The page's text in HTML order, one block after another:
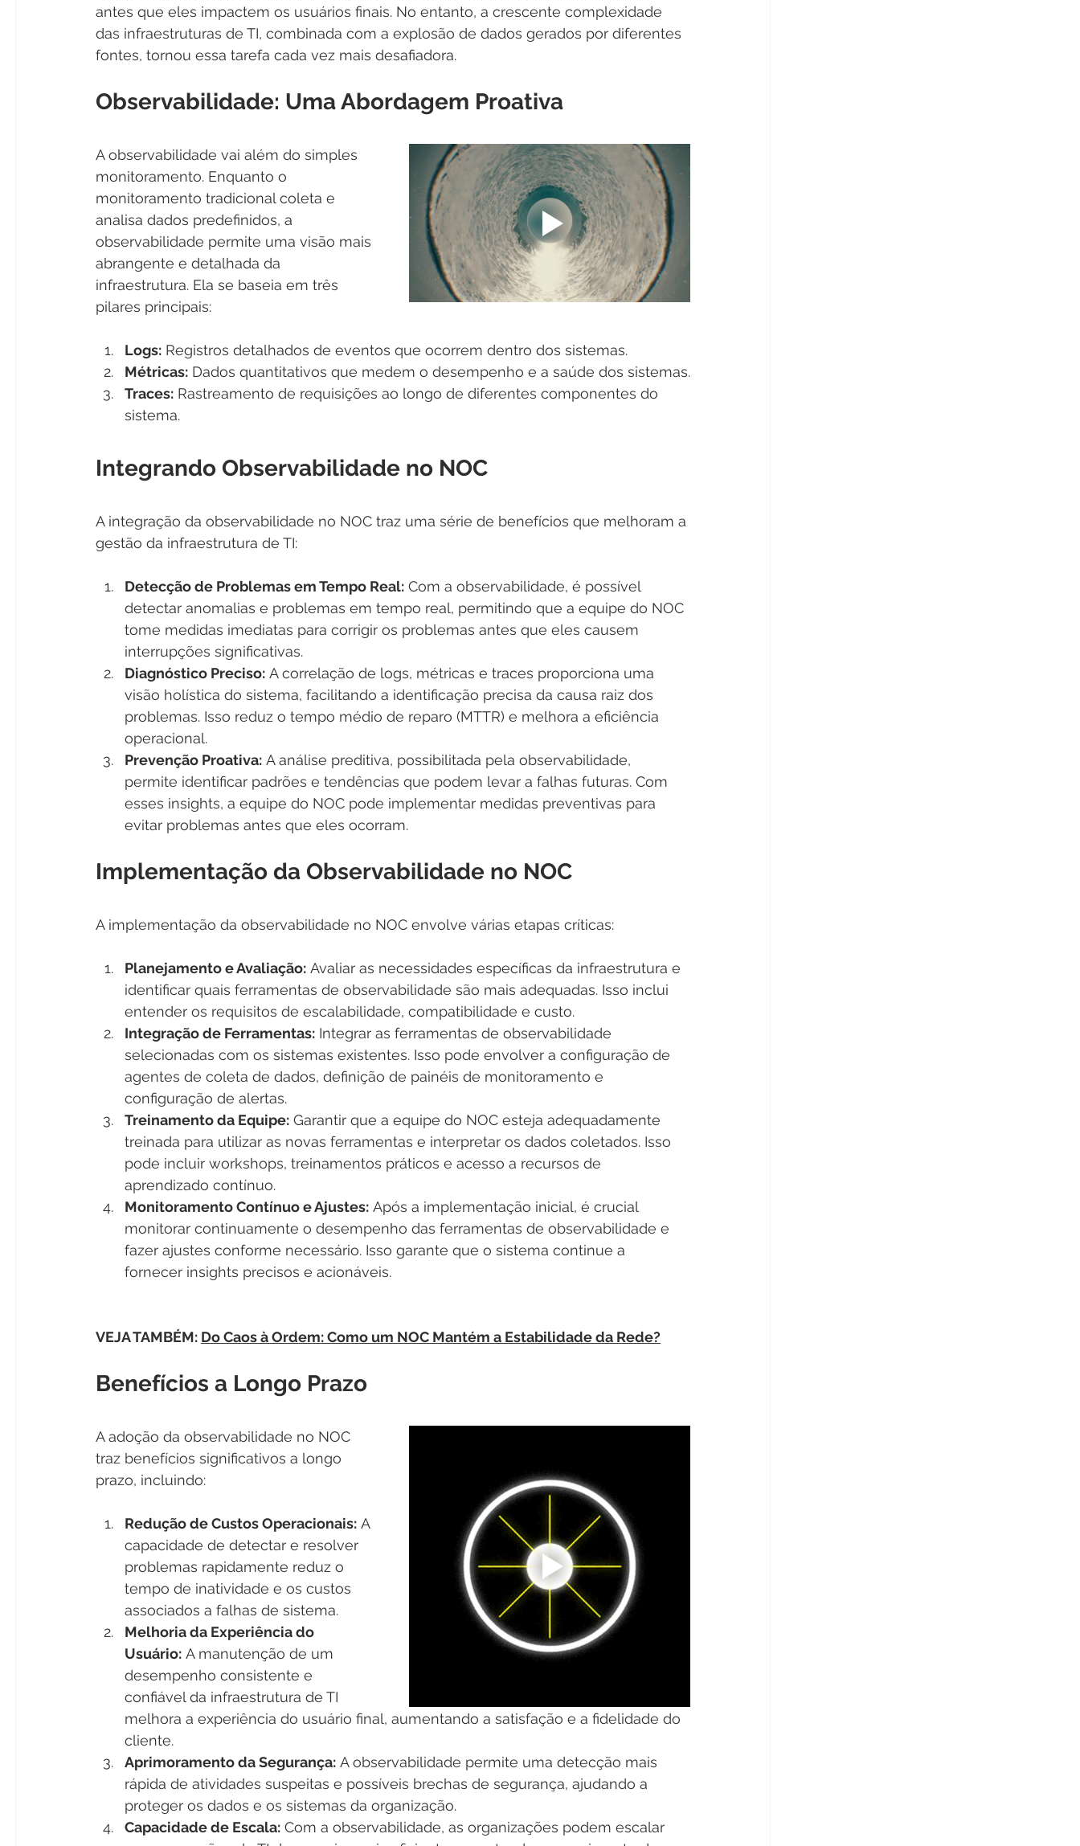
antes que eles impactem os usuários finais. No entanto, a crescente complexidade
das infraestruturas de TI, combinada com a explosão de dados gerados por diferentes
fontes, tornou essa tarefa cada vez mais desafiadora.
Observabilidade: Uma Abordagem Proativa
A observabilidade vai além do simples
monitoramento. Enquanto o
monitoramento tradicional coleta e
analisa dados predefinidos, a
observabilidade permite uma visão mais
abrangente e detalhada da
infraestrutura. Ela se baseia em três
pilares principais:
Logs: Registros detalhados de eventos que ocorrem dentro dos sistemas.
Métricas: Dados quantitativos que medem o desempenho e a saúde dos sistemas.
Traces: Rastreamento de requisições ao longo de diferentes componentes do
sistema.
Integrando Observabilidade no NOC
A integração da observabilidade no NOC traz uma série de benefícios que melhoram a
gestão da infraestrutura de TI:
Detecção de Problemas em Tempo Real: Com a observabilidade, é possível
detectar anomalias e problemas em tempo real, permitindo que a equipe do NOC
tome medidas imediatas para corrigir os problemas antes que eles causem
interrupções significativas.
Diagnóstico Preciso: A correlação de logs, métricas e traces proporciona uma
visão holística do sistema, facilitando a identificação precisa da causa raiz dos
problemas. Isso reduz o tempo médio de reparo (MTTR) e melhora a eficiência
operacional.
Prevenção Proativa: A análise preditiva, possibilitada pela observabilidade,
permite identificar padrões e tendências que podem levar a falhas futuras. Com
esses insights, a equipe do NOC pode implementar medidas preventivas para
evitar problemas antes que eles ocorram.
Implementação da Observabilidade no NOC
A implementação da observabilidade no NOC envolve várias etapas críticas:
Planejamento e Avaliação: Avaliar as necessidades específicas da infraestrutura e
identificar quais ferramentas de observabilidade são mais adequadas. Isso inclui
entender os requisitos de escalabilidade, compatibilidade e custo.
Integração de Ferramentas: Integrar as ferramentas de observabilidade
selecionadas com os sistemas existentes. Isso pode envolver a configuração de
agentes de coleta de dados, definição de painéis de monitoramento e
configuração de alertas.
Treinamento da Equipe: Garantir que a equipe do NOC esteja adequadamente
treinada para utilizar as novas ferramentas e interpretar os dados coletados. Isso
pode incluir workshops, treinamentos práticos e acesso a recursos de
aprendizado contínuo.
Monitoramento Contínuo e Ajustes: Após a implementação inicial, é crucial
monitorar continuamente o desempenho das ferramentas de observabilidade e
fazer ajustes conforme necessário. Isso garante que o sistema continue a
fornecer insights precisos e acionáveis.
VEJA TAMBÉM: Do Caos à Ordem: Como um NOC Mantém a Estabilidade da Rede?
Benefícios a Longo Prazo
A adoção da observabilidade no NOC
traz benefícios significativos a longo
prazo, incluindo:
Redução de Custos Operacionais: A
capacidade de detectar e resolver
problemas rapidamente reduz o
tempo de inatividade e os custos
associados a falhas de sistema.
Melhoria da Experiência do
Usuário: A manutenção de um
desempenho consistente e
confiável da infraestrutura de TI
melhora a experiência do usuário final, aumentando a satisfação e a fidelidade do
cliente.
Aprimoramento da Segurança: A observabilidade permite uma detecção mais
rápida de atividades suspeitas e possíveis brechas de segurança, ajudando a
proteger os dados e os sistemas da organização.
Capacidade de Escala: Com a observabilidade, as organizações podem escalar